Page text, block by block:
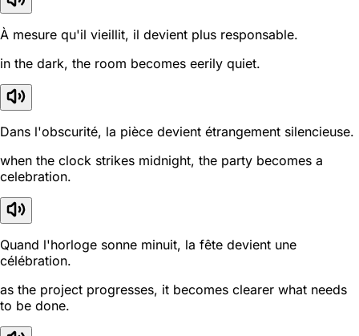
À mesure qu'il vieillit, il devient plus responsable.
in the dark, the room becomes eerily quiet.
Dans l'obscurité, la pièce devient étrangement silencieuse.
when the clock strikes midnight, the party becomes a
celebration.
Quand l'horloge sonne minuit, la fête devient une
célébration.
as the project progresses, it becomes clearer what needs
to be done.